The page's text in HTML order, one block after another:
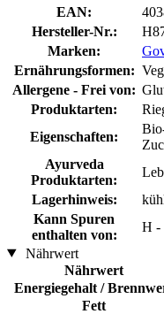
EAN:
Hersteller-Nr.:
Marken:
Ernährungsformen:
Allergene - Frei von:
Produktarten:
Eigenschaften:
Ayurveda
Produktarten:
Lagerhinweis:
Kann Spuren
enthalten von:
H -
Nährwert
Nährwert
Energiegehalt /
Fett